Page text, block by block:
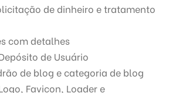
de dinheiro e tratamento
com detalhes
de Usuário
de blog e categoria de blog
Favicon, Loader e